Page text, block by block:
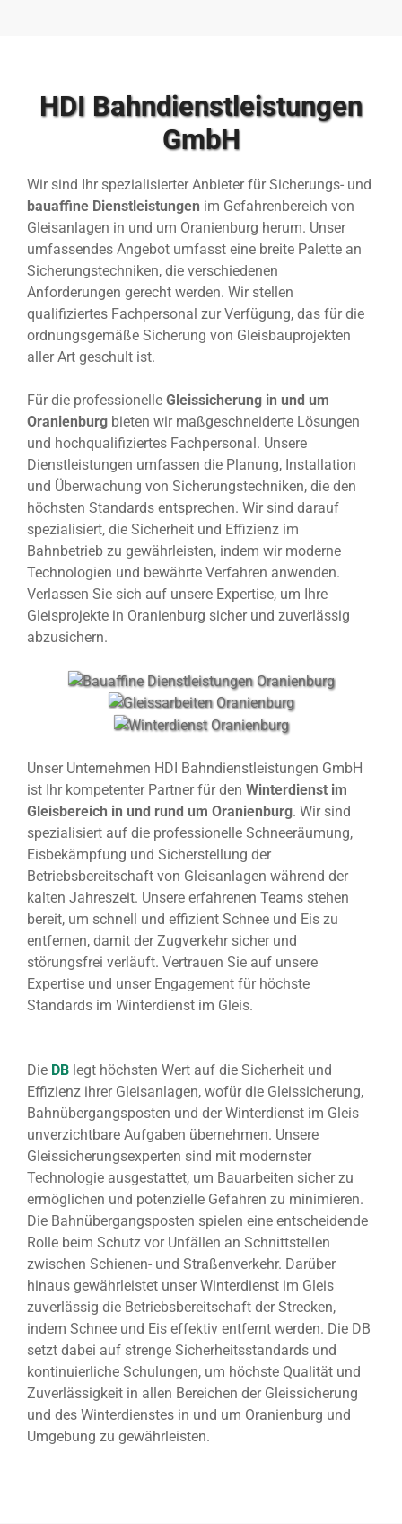
HDI Bahndienstleistungen
GmbH
Wir sind Ihr spezialisierter Anbieter für Sicherungs- und
bauaffine Dienstleistungen im Gefahrenbereich von
Gleisanlagen in und um Oranienburg herum. Unser
umfassendes Angebot umfasst eine breite Palette an
Sicherungstechniken, die verschiedenen
Anforderungen gerecht werden. Wir stellen
qualifiziertes Fachpersonal zur Verfügung, das für die
ordnungsgemäße Sicherung von Gleisbauprojekten
aller Art geschult ist.
Für die professionelle Gleissicherung in und um
Oranienburg bieten wir maßgeschneiderte Lösungen
und hochqualifiziertes Fachpersonal. Unsere
Dienstleistungen umfassen die Planung, Installation
und Überwachung von Sicherungstechniken, die den
höchsten Standards entsprechen. Wir sind darauf
spezialisiert, die Sicherheit und Effizienz im
Bahnbetrieb zu gewährleisten, indem wir moderne
Technologien und bewährte Verfahren anwenden.
Verlassen Sie sich auf unsere Expertise, um Ihre
Gleisprojekte in Oranienburg sicher und zuverlässig
abzusichern.
Unser Unternehmen HDI Bahndienstleistungen GmbH
ist Ihr kompetenter Partner für den Winterdienst im
Gleisbereich in und rund um Oranienburg. Wir sind
spezialisiert auf die professionelle Schneeräumung,
Eisbekämpfung und Sicherstellung der
Betriebsbereitschaft von Gleisanlagen während der
kalten Jahreszeit. Unsere erfahrenen Teams stehen
bereit, um schnell und effizient Schnee und Eis zu
entfernen, damit der Zugverkehr sicher und
störungsfrei verläuft. Vertrauen Sie auf unsere
Expertise und unser Engagement für höchste
Standards im Winterdienst im Gleis.
Die DB legt höchsten Wert auf die Sicherheit und
Effizienz ihrer Gleisanlagen, wofür die Gleissicherung,
Bahnübergangsposten und der Winterdienst im Gleis
unverzichtbare Aufgaben übernehmen. Unsere
Gleissicherungsexperten sind mit modernster
Technologie ausgestattet, um Bauarbeiten sicher zu
ermöglichen und potenzielle Gefahren zu minimieren.
Die Bahnübergangsposten spielen eine entscheidende
Rolle beim Schutz vor Unfällen an Schnittstellen
zwischen Schienen- und Straßenverkehr. Darüber
hinaus gewährleistet unser Winterdienst im Gleis
zuverlässig die Betriebsbereitschaft der Strecken,
indem Schnee und Eis effektiv entfernt werden. Die DB
setzt dabei auf strenge Sicherheitsstandards und
kontinuierliche Schulungen, um höchste Qualität und
Zuverlässigkeit in allen Bereichen der Gleissicherung
und des Winterdienstes in und um Oranienburg und
Umgebung zu gewährleisten.